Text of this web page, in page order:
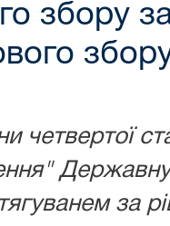
збору
четвертої
Державну
за